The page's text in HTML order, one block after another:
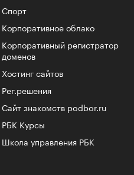
Спорт
Корпоративное облако
Корпоративный регистратор
доменов
Хостинг сайтов
Рег.решения
Сайт знакомств podbor.ru
РБК Курсы
Школа управления РБК